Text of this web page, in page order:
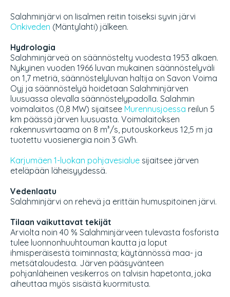
Salahminjärvi on Iisalmen reitin toiseksi syvin järvi
Onkiveden (Mäntylahti) jälkeen.
Hydrologia
Salahminjärveä on säännöstelty vuodesta 1953 alkaen.
Nykyinen vuoden 1966 luvan mukainen säännöstelyväli
on 1,7 metriä, säännöstelyluvan haltija on Savon Voima
Oyj ja säännöstelyä hoidetaan Salahminjärven
luusuassa olevalla säännöstelypadolla. Salahmin
voimalaitos (0,8 MW) sijaitsee Murennusjoessa reilun 5
km päässä järven luusuasta. Voimalaitoksen
rakennusvirtaama on 8 m³/s, putouskorkeus 12,5 m ja
tuotettu vuosienergia noin 3 GWh.
Karjumäen 1-luokan pohjavesialue sijaitsee järven
eteläpään läheisyydessä.
Vedenlaatu
Salahminjärvi on rehevä ja erittäin humuspitoinen järvi.
Tilaan vaikuttavat tekijät
Arviolta noin 40 % Salahminjärveen tulevasta fosforista
tulee luonnonhuuhtouman kautta ja loput
ihmisperäisestä toiminnasta; käytännössä maa- ja
metsätaloudesta. Järven pääsyvänteen
pohjanläheinen vesikerros on talvisin hapetonta, joka
aiheuttaa myös sisäistä kuormitusta.